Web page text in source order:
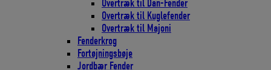
Overtræk til Dan-Fender
Overtræk til Kuglefender
Overtræk til Majoni
Fenderkrog
Fortøjningsbøje
Jordbær Fender